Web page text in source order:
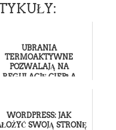
UBRANIA
TERMOAKTYWNE
POZWALAJĄ NA
REGULACJĘ CIEPŁA
WORDPRESS: JAK
SWOJĄ STRONĘ